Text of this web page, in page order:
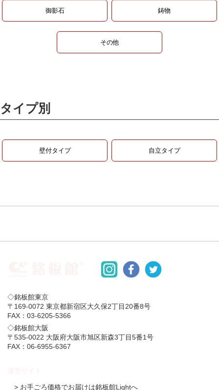
御影石 鋳物
その他
タイプ別
壁付タイプ 自立タイプ
◇銘板館東京
〒169-0072 東京都新宿区大久保2丁目20番8号
FAX：03-6205-5366
◇銘板館大阪
〒535-0022 大阪府大阪市旭区新森3丁目5番1号
FAX：06-6955-6367
> お手ごろ価格でお届けは銘板館Lightへ